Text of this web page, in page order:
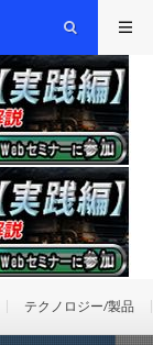
テクノロジー/製品